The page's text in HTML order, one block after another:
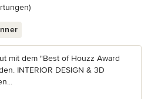
5 von 5 Sternen
mit dem "Best of Houzz Award
INTERIOR DESIGN & 3D